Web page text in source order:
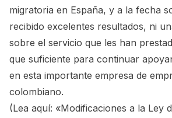
migratoria en España, y a la fecha
recibido excelentes resultados, ni
sobre el servicio que les han
que suficiente para continuar
en esta importante empresa de
colombiano.
(Lea aquí: «Modificaciones a la Ley